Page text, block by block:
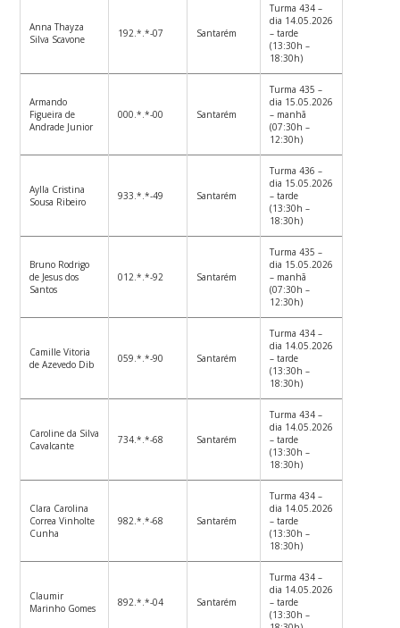
Anna Thayza
Silva Scavone
192.*.*-07 Santarém
Turma 434 –
dia 14.05.2026
– tarde
(13:30h –
18:30h)
Armando
Figueira de
Andrade Junior
000.*.*-00 Santarém
Turma 435 –
dia 15.05.2026
– manhã
(07:30h –
12:30h)
Aylla Cristina
Sousa Ribeiro
933.*.*-49 Santarém
Turma 436 –
dia 15.05.2026
– tarde
(13:30h –
18:30h)
Bruno Rodrigo
de Jesus dos
Santos
012.*.*-92 Santarém
Turma 435 –
dia 15.05.2026
– manhã
(07:30h –
12:30h)
Camille Vitoria
de Azevedo Dib
059.*.*-90 Santarém
Turma 434 –
dia 14.05.2026
– tarde
(13:30h –
18:30h)
Caroline da Silva
Cavalcante
734.*.*-68 Santarém
Turma 434 –
dia 14.05.2026
– tarde
(13:30h –
18:30h)
Clara Carolina
Correa Vinholte
Cunha
982.*.*-68 Santarém
Turma 434 –
dia 14.05.2026
– tarde
(13:30h –
18:30h)
Claumir
Marinho Gomes
892.*.*-04 Santarém
Turma 434 –
dia 14.05.2026
– tarde
(13:30h –